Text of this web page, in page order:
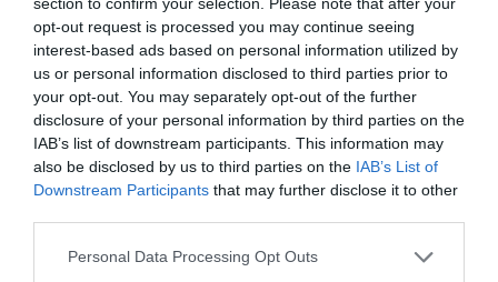
opt-out request is processed you may continue seeing
interest-based ads based on personal information utilized by
us or personal information disclosed to third parties prior to
your opt-out. You may separately opt-out of the further
disclosure of your personal information by third parties on the
IAB’s list of downstream participants. This information may
also be disclosed by us to third parties on the IAB’s List of
Downstream Participants that may further disclose it to other
Personal Data Processing Opt Outs
Farmacéutico de Oviedo
NOTICIAS Y NOVEDADES Redacción 31/07/2026
La farmacia, un apoyo esencial en
el cuidado infantil
NOTICIAS Y NOVEDADES Redacción 30/07/2026
Nueva edición de Kardia Select